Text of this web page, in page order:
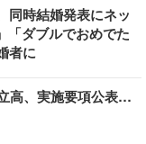
同時結婚発表にネッ
「ダブルでおめでた
者に
高、実施要項公表…